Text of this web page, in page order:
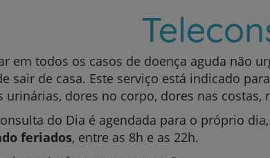
Para
Sobre nós
Contacte-
EN
em todos os casos de doença aguda não
sair de casa. Este serviço está indicado
urinárias, dores no corpo, dores nas
do Dia é agendada para o próprio
feriados, entre as 8h e as 22h.